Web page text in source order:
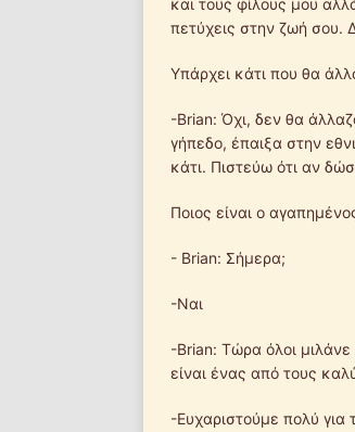
και τους φίλους μου
πετύχεις στην ζωή σου.
Υπάρχει κάτι που θα
-Brian: Όχι, δεν θα
γήπεδο, έπαιξα στην
κάτι. Πιστεύω ότι αν
Ποιος είναι ο
- Brian: Σήμερα;
-Ναι
-Brian: Τώρα όλοι
είναι ένας από τους
-Ευχαριστούμε πολύ για